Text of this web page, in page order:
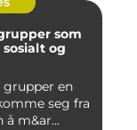
som
og
grupper en
seg fra
å m&ar...